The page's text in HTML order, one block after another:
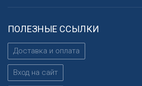
ПОЛЕЗНЫЕ ССЫЛКИ
Доставка и оплата
Вход на сайт